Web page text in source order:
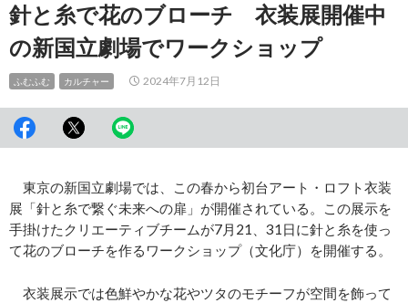
動針と糸で花のブローチ 衣装展開催中
の新国立劇場でワークショップ
ふむふむ カルチャー 2024年7月12日
東京の新国立劇場では、この春から初台アート・ロフト衣装
展「針と糸で繋ぐ未来への扉」が開催されている。この展示を
手掛けたクリエーティブチームが7月21、31日に針と糸を使っ
て花のブローチを作るワークショップ（文化庁）を開催する。
衣装展示では色鮮やかな花やツタのモチーフが空間を飾って